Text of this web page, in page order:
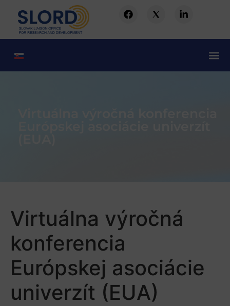
Virtuálna výročná
konferencia
Európskej asociácie
univerzít (EUA)